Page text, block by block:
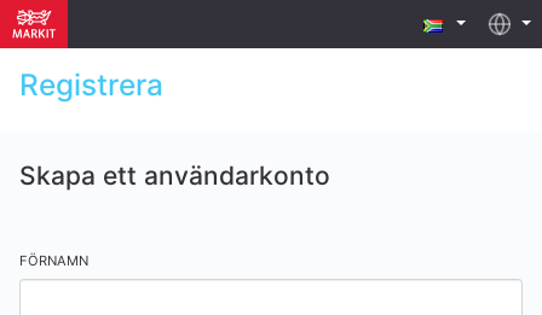
Registrera
Skapa ett användarkonto
FÖRNAMN